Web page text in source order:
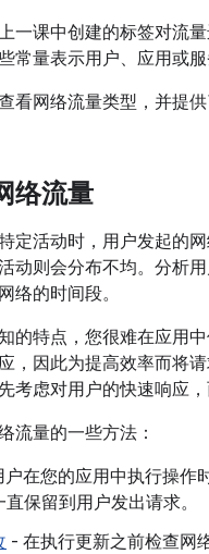
一课中创建的标签对流
常量表示用户、应用或服
看网络流量类型，并提
络流量
定活动时，用户发起的
动则会分布不均。分析
络的时间段。
的特点，您很难在应用
，因此为提高效率而将
考虑对用户的快速响应，
流量的一些方法：
户在您的应用中执行操作
保留到用户发出请求。
- 在执行更新之前检查网